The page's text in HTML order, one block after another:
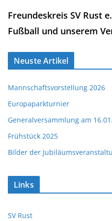
Freundeskreis SV Rust
Fußball und unserem
Neuste Artikel
Mannschaftsvorstellung 2026
Europaparkturnier
Generalversammlung am
Frühstück 2025
Bilder der
Links
SV Rust